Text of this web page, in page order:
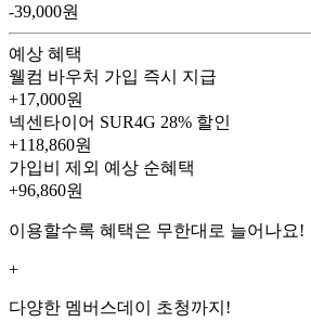
-39,000원
예상 혜택
웰컴 바우처 가입 즉시 지급
+17,000원
넥센타이어 SUR4G 28% 할인
+118,860원
가입비 제외 예상 순혜택
+96,860원
이용할수록 혜택은 무한대로 늘어나요!
+
다양한 멤버스데이 초청까지!